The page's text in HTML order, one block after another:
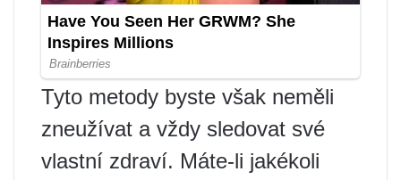
Tyto metody byste však neměli
zneužívat a vždy sledovat své
vlastní zdraví. Máte-li jakékoli